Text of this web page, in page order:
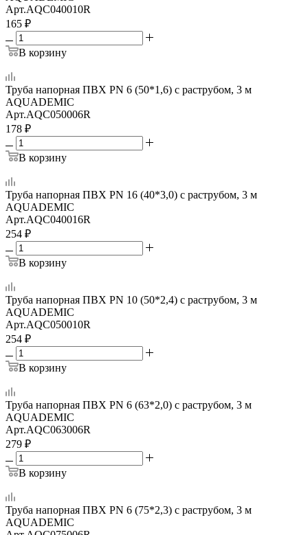
Арт.AQC040010R
165 ₽
В корзину
Труба напорная ПВХ PN 6 (50*1,6) с раструбом, 3 м
AQUADEMIC
Арт.AQC050006R
178 ₽
В корзину
Труба напорная ПВХ PN 16 (40*3,0) с раструбом, 3 м
AQUADEMIC
Арт.AQC040016R
254 ₽
В корзину
Труба напорная ПВХ PN 10 (50*2,4) с раструбом, 3 м
AQUADEMIC
Арт.AQC050010R
254 ₽
В корзину
Труба напорная ПВХ PN 6 (63*2,0) с раструбом, 3 м
AQUADEMIC
Арт.AQC063006R
279 ₽
В корзину
Труба напорная ПВХ PN 6 (75*2,3) с раструбом, 3 м
AQUADEMIC